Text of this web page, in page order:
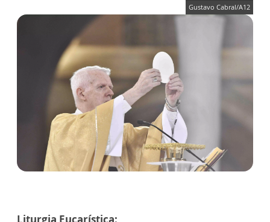
Gustavo Cabral/A12